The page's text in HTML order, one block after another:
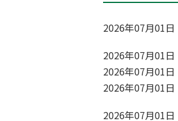
2026年07月01日
2026年07月01日
2026年07月01日
2026年07月01日
2026年07月01日